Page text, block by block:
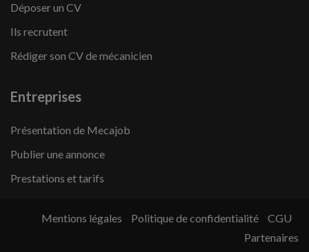
Déposer un CV
Ils recrutent
Rédiger son CV de mécanicien
Entreprises
Présentation de Mecajob
Publier une annonce
Prestations et tarifs
Mentions légales Politique de confidentialité
CGU
Partenaires